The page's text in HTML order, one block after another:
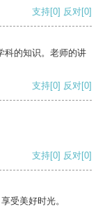
支持[0] 反对[0]
科的知识。老师的讲
支持[0] 反对[0]
支持[0] 反对[0]
受美好时光。